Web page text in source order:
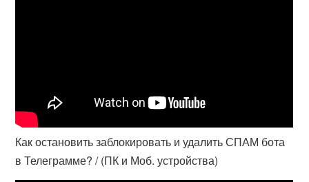
Как остановить заблокировать и удалить СПАМ бота
в Телеграмме? / (ПК и Моб. устройства)